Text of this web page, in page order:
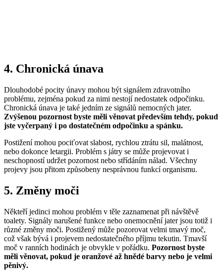
4. Chronická únava
Dlouhodobé pocity únavy mohou být signálem zdravotního
problému, zejména pokud za nimi nestojí nedostatek odpočinku.
Chronická únava je také jedním ze signálů nemocných jater.
Zvýšenou pozornost byste měli věnovat především tehdy, pokud
jste vyčerpaný i po dostatečném odpočinku a spánku.
Postižení mohou pociťovat slabost, rychlou ztrátu sil, malátnost,
nebo dokonce letargii. Problém s játry se může projevovat i
neschopností udržet pozornost nebo střídáním nálad. Všechny
projevy jsou přitom způsobeny nesprávnou funkcí organismu.
5. Změny moči
Někteří jedinci mohou problém v těle zaznamenat při návštěvě
toalety. Signály narušené funkce nebo onemocnění jater jsou totiž i
různé změny moči. Postižený může pozorovat velmi tmavý moč,
což však bývá i projevem nedostatečného příjmu tekutin. Tmavší
moč v ranních hodinách je obvykle v pořádku. Pozornost byste
měli věnovat, pokud je oranžové až hnědé barvy nebo je velmi
pěnivý.